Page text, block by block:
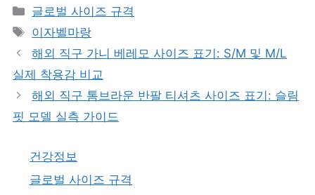
카
테
고
리
글로벌 사이즈 규격
태
그
이자벨마랑
해외 직구 가니 베레모 사이즈 표기: S/M 및 M/L
실제 착용감 비교
해외 직구 톰브라운 반팔 티셔츠 사이즈 표기: 슬림
핏 모델 실측 가이드
건강정보
글로벌 사이즈 규격